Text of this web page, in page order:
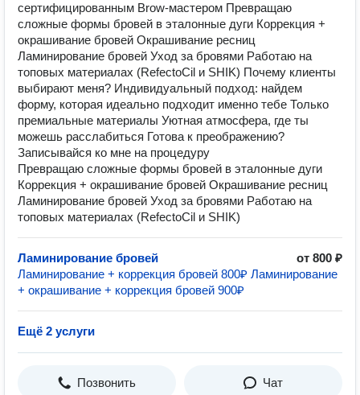
сертифицированным Brow-мастером Превращаю
сложные формы бровей в эталонные дуги Коррекция +
окрашивание бровей Окрашивание ресниц
Ламинирование бровей Уход за бровями Работаю на
топовых материалах (RefectoCil и SHIK) Почему клиенты
выбирают меня? Индивидуальный подход: найдем
форму, которая идеально подходит именно тебе Только
премиальные материалы Уютная атмосфера, где ты
можешь расслабиться Готова к преображению?
Записывайся ко мне на процедуру
Превращаю сложные формы бровей в эталонные дуги
Коррекция + окрашивание бровей Окрашивание ресниц
Ламинирование бровей Уход за бровями Работаю на
топовых материалах (RefectoCil и SHIK)
Ламинирование бровей
от 800 ₽
Ламинирование + коррекция бровей 800₽ Ламинирование
+ окрашивание + коррекция бровей 900₽
Ещё 2 услуги
Позвонить Чат